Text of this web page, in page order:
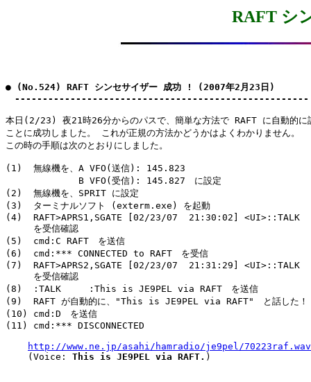
RAFT シ
● (No.524) RAFT シンセサイザー 成功 ! (2007年2月23日)
-----------------------------------------------------
本日(2/23) 夜21時26分からのパスで、簡単な方法で RAFT に自動的に
ことに成功しました。 これが正規の方法かどうかはよくわかりません。
この時の手順は次のとおりにしました。
(1)  無線機を、A VFO(送信): 145.823
     　　　　　B VFO(受信): 145.827　に設定
(2)  無線機を、SPRIT に設定
(3)  ターミナルソフト (exterm.exe) を起動
(4)  RAFT>APRS1,SGATE [02/23/07  21:30:02]
     を受信確認
(5)  cmd:C RAFT　を送信
(6)  cmd:*** CONNECTED to RAFT　を受信
(7)  RAFT>APRS2,SGATE [02/23/07  21:31:29]
     を受信確認
(8)  :TALK     :This is JE9PEL via RAFT　を送信
(9)  RAFT が自動的に、"This is JE9PEL via RAFT"　と話した！
(10) cmd:D　を送信
(11) cmd:*** DISCONNECTED
http://www.ne.jp/asahi/hamradio/je9pel/70223raf.wav
    (Voice:
This is JE9PEL via RAFT. )